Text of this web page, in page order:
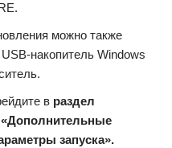
можно также
накопитель Windows
в раздел
«Дополнительные
запуска».